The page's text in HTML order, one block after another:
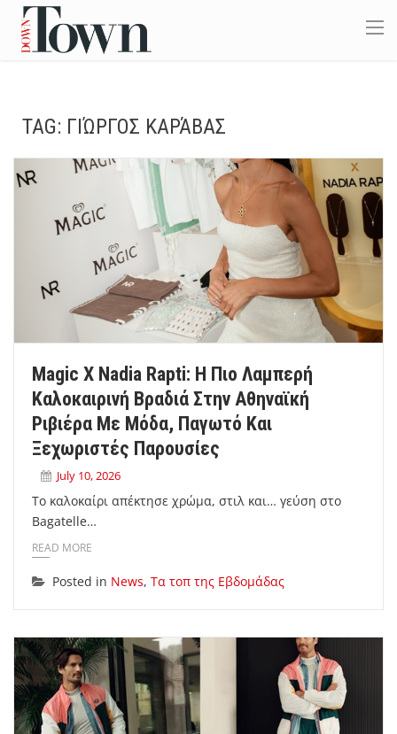
TAG: ΓΙΏΡΓΟΣ ΚΑΡΆΒΑΣ
Magic X Nadia Rapti: Η Πιο Λαμπερή
Καλοκαιρινή Βραδιά Στην Αθηναϊκή
Ριβιέρα Με Μόδα, Παγωτό Και
Ξεχωριστές Παρουσίες
July 10, 2026
Το καλοκαίρι απέκτησε χρώμα, στιλ και… γεύση στο
Bagatelle…
READ MORE
Posted in News, Τα τοπ της Εβδομάδας